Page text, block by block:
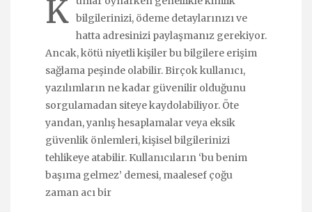
K bilgilerinizi, ödeme detaylarınızı ve
hatta adresinizi paylaşmanız gerekiyor.
Ancak, kötü niyetli kişiler bu bilgilere erişim
sağlama peşinde olabilir. Birçok kullanıcı,
yazılımların ne kadar güvenilir olduğunu
sorgulamadan siteye kaydolabiliyor. Öte
yandan, yanlış hesaplamalar veya eksik
güvenlik önlemleri, kişisel bilgilerinizi
tehlikeye atabilir. Kullanıcıların ‘bu benim
başıma gelmez’ demesi, maalesef çoğu
zaman acı bir